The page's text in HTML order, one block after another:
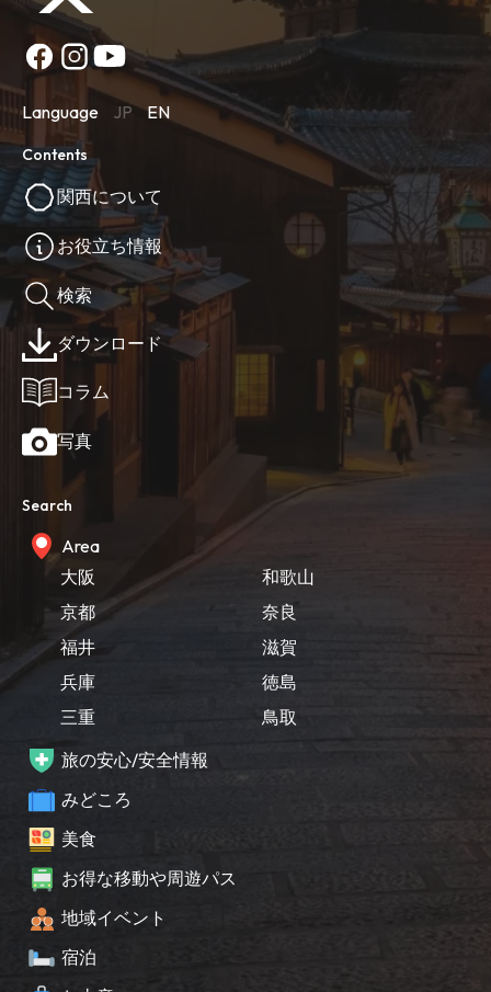
Language JP EN
Contents
関西について
お役立ち情報
検索
ダウンロード
コラム
写真
Search
Area
大阪
京都
福井
兵庫
三重
和歌山
奈良
滋賀
徳島
鳥取
旅の安心/安全情報
みどころ
美食
お得な移動や周遊パス
地域イベント
宿泊